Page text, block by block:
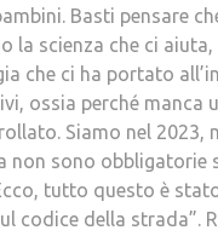
Basti pensare
la scienza che ci
che ci ha portato
ossia perché manca
Siamo nel
non sono obbligatorie
tutto questo è
codice della strada”.